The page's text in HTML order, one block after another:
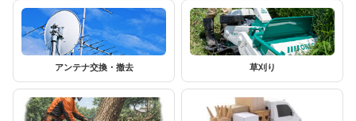
アンテナ交換・撤去 草刈り